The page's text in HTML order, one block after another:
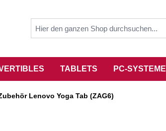
TABLETS PC-SYSTEME
Lenovo Yoga Tab (ZAG6)